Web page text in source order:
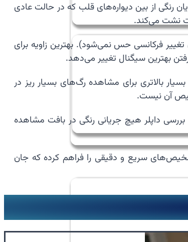
از بین دیواره‌های قلب که در حالت عادی
نشت می‌کند.
فرکانسی حس نمی‌شود). بهترین زاویه برای
بهترین سیگنال تغییر می‌دهد.
بالاتری برای مشاهده رگ‌های بسیار ریز در
آن نیست.
داپلر هیچ جریانی رنگی در بافت مشاهده
سریع و دقیقی را فراهم کرده که جان